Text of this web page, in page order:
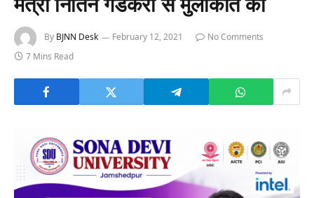
By BJNN Desk February 12, 2021
No Comments
7 Mins Read